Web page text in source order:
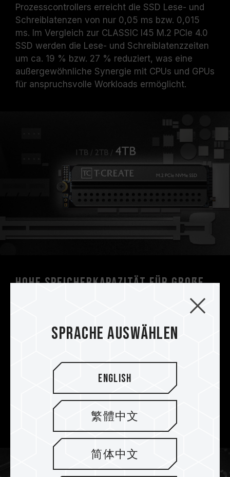
Prozesscontrollers erreicht die SSD Lese- und
Schreiblatenzen von nur 0,05 ms bzw. 0,015
ms. Im Vergleich zur CLASSIC I45 M.2 PCIe 4.0
SSD werden die Lese- und Schreiblatenzzeiten
um ca. 19 % bzw. 27 % reduziert, was eine
außergewöhnliche Synergie mit CPUs und GPUs
für anspruchsvolle Workloads ermöglicht.
Hohe Speicherkapazität für große
sorgfältig ausgewählten, hochwertigen 3D-
lokale Bereitstellung großer Sprachmodelle mit
7 bis 175 Milliarden Parametern, sodass keine
Bedenken hinsichtlich Speicherkonflikten
bestehen, die die Modellleistung
beeinträchtigen könnten.
Sprache auswählen
English
繁體中文
简体中文